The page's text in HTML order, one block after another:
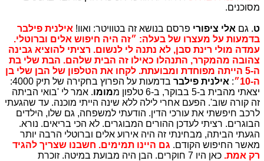
מסוכנים.
ט. גם אלי ציפורי פרסם בנושא זה בטוויטר: ואוו! אילנית פילבר
בדמעות על מעצרו של בעלה: ״זה היה חיפוש אלים וברוטלי.
עמדה מולי רינת סבן, לא נתנה לי לנשום. רציתי להוציא גבינה
צהובה מהמקרר, התנהלו כאילו זה הבית שלהם. הבת שלי בת
ה-5 הייתה מפוחדת ומבועתת. לקחו את הטלפון של הבן שלי בן
ה-10״
: אילנית פילבר
בדמעות על הפרוץ בחקירה של תיק 4000:
יצאתי מהבית ב-5 בבוקר, ב-6 טלפון מ
מומו. אמר לי 'בואי הביתה
זה קורה שוב'. הפעם אחרי לילה ללא שינה הייתי מוכנה. עד שהגעתי
לרכב חיפשתי את עורכי הדין. הודעתי למשפחה, גם שלו, הילדים
הבוגרים. רציתי לעדכן ההורים המבוגרים. לא הכי בריאים. נורא.
הגעתי הביתה, מבחינתי זה היה אירוע אלים וברוטלי הרבה יותר
מאשר החיפוש הקודם. גם היינו תמימים. חשבנו שצריך להגיד
רק אמת.
כאן היו 7 חוקרים. הבן היה מבועת במיטה. זוכרת